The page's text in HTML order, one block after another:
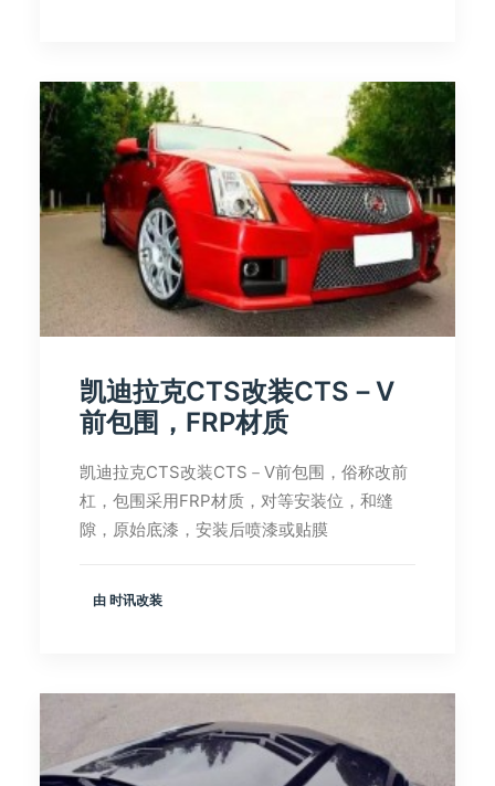
凯迪拉克CTS改装CTS－V
前包围，FRP材质
凯迪拉克CTS改装CTS－V前包围，俗称改前
杠，包围采用FRP材质，对等安装位，和缝
隙，原始底漆，安装后喷漆或贴膜
由 时讯改装